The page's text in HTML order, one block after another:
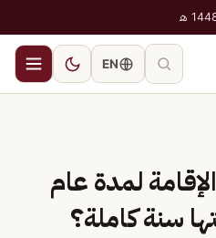
EN
لمدة عام
سنة كاملة؟